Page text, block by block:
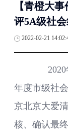
【青橙大
评5A级社
2022-02-21
2020年
年度市级社
京北京大爱
核、确认最